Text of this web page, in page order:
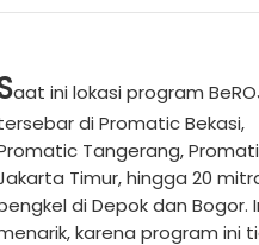
aat ini lokasi program
di Promatic Bekasi,
Tangerang,
Timur, hingga 20
di Depok dan Bogor.
karena program ini